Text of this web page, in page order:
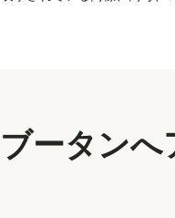
ブータンへ